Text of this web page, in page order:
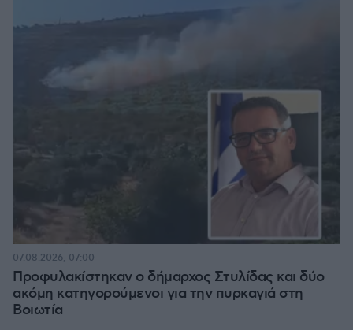
Προφυλακίστηκαν ο δήμαρχος Στυλίδας και δύο
ακόμη κατηγορούμενοι για την πυρκαγιά στη
Βοιωτία
07.08.2026, 07:00